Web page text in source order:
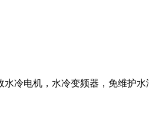
冷电机，水冷变频器，免维护